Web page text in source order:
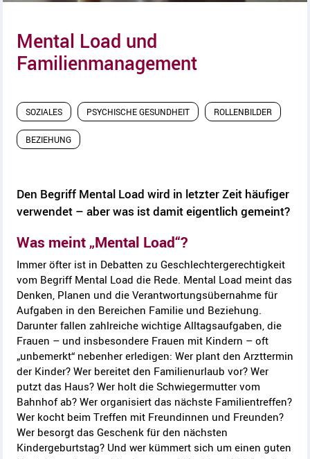
Mental Load und
Familienmanagement
SOZIALES PSYCHISCHE GESUNDHEIT ROLLENBILDER
BEZIEHUNG
Den Begriff Mental Load wird in letzter Zeit häufiger
verwendet – aber was ist damit eigentlich gemeint?
Was meint „Mental Load“?
Immer öfter ist in Debatten zu Geschlechtergerechtigkeit
vom Begriff Mental Load die Rede. Mental Load meint das
Denken, Planen und die Verantwortungsübernahme für
Aufgaben in den Bereichen Familie und Beziehung.
Darunter fallen zahlreiche wichtige Alltagsaufgaben, die
Frauen – und insbesondere Frauen mit Kindern – oft
„unbemerkt“ nebenher erledigen: Wer plant den Arzttermin
der Kinder? Wer bereitet den Familienurlaub vor? Wer
putzt das Haus? Wer holt die Schwiegermutter vom
Bahnhof ab? Wer organisiert das nächste Familientreffen?
Wer kocht beim Treffen mit Freundinnen und Freunden?
Wer besorgt das Geschenk für den nächsten
Kindergeburtstag? Und wer kümmert sich um einen guten